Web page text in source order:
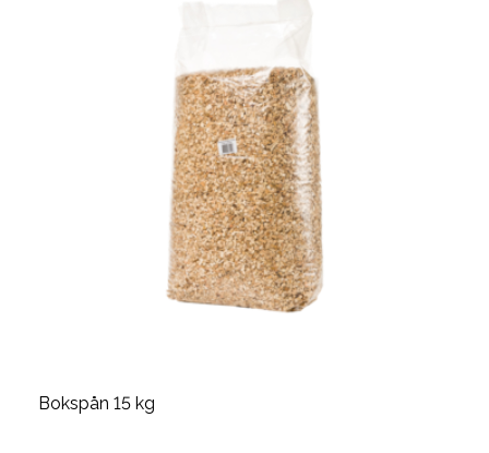
Bokspån 15 kg